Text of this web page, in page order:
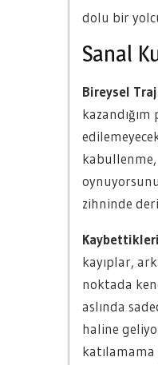
dolu bir
Sanal
Bireysel
zihninde
kayıplar,
noktada
aslında
haline